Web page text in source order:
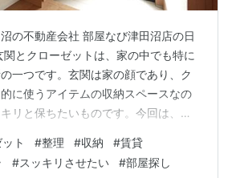
の不動産会社 部屋なび津田沼店の日
とクローゼットは、家の中でも特に
一つです。玄関は家の顔であり、ク
に使うアイテムの収納スペースなの
リと保ちたいものです。今回は、玄
見た目にも美しい空間を作るための
。 1. 玄関の整理収納術 玄関は家に入
ト #整理 #収納 #賃貸
#スッキリさせたい #部屋探し